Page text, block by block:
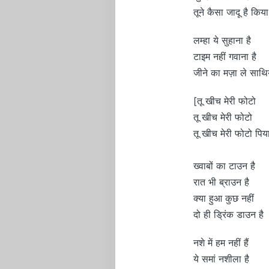
तूने कैसा जादू है किया
लम्हा ये सुहाना है
टाइम नहीं गवाना है
जीने का मज़ा ले
[तू खीच मेरी फोटो
तू खीच मेरी फोटो
तू खीच मेरी फोटो
ख्वाबों का टाउन है
रात भी ब्राउन है
क्या हुआ कुछ नहीं
दो ही ड्रिंक डाउन है
नशे में हम नहीं हैं
ये समां नशीला है